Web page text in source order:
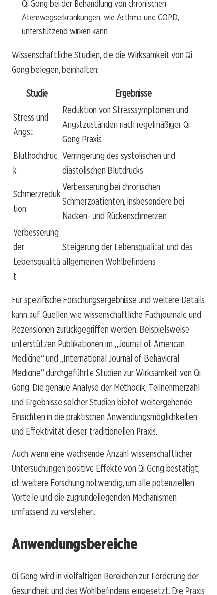
Qi Gong bei der Behandlung von chronischen
Atemwegserkrankungen, wie Asthma und COPD,
unterstützend wirken kann.
Wissenschaftliche Studien, die die Wirksamkeit von Qi
Gong belegen, beinhalten:
Studie Ergebnisse
Stress und
Angst
Reduktion von Stresssymptomen und
Angstzuständen nach regelmäßiger Qi
Gong Praxis
Bluthochdruc
k
Verringerung des systolischen und
diastolischen Blutdrucks
Schmerzreduk
tion
Verbesserung bei chronischen
Schmerzpatienten, insbesondere bei
Nacken- und Rückenschmerzen
Verbesserung
der
Lebensqualitä
t
Steigerung der Lebensqualität und des
allgemeinen Wohlbefindens
Für spezifische Forschungsergebnisse und weitere Details
kann auf Quellen wie wissenschaftliche Fachjournale und
Rezensionen zurückgegriffen werden. Beispielsweise
unterstützen Publikationen im „Journal of American
Medicine“ und „International Journal of Behavioral
Medicine“ durchgeführte Studien zur Wirksamkeit von Qi
Gong. Die genaue Analyse der Methodik, Teilnehmerzahl
und Ergebnisse solcher Studien bietet weitergehende
Einsichten in die praktischen Anwendungsmöglichkeiten
und Effektivität dieser traditionellen Praxis.
Auch wenn eine wachsende Anzahl wissenschaftlicher
Untersuchungen positive Effekte von Qi Gong bestätigt,
ist weitere Forschung notwendig, um alle potenziellen
Vorteile und die zugrundeliegenden Mechanismen
umfassend zu verstehen.
Anwendungsbereiche
Qi Gong wird in vielfältigen Bereichen zur Förderung der
Gesundheit und des Wohlbefindens eingesetzt. Die Praxis